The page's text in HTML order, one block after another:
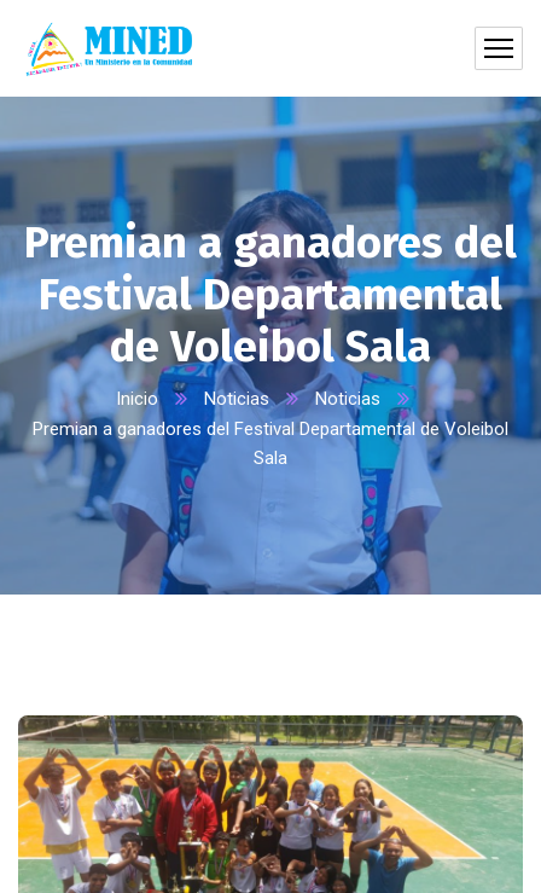
Premian a ganadores del
Festival Departamental
de Voleibol Sala
Inicio Noticias
Noticias
Premian a ganadores del Festival Departamental de Voleibol
Sala